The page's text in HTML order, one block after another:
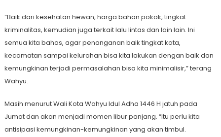
“Baik dari kesehatan hewan, harga bahan pokok, tingkat
kriminalitas, kemudian juga terkait lalu lintas dan lain lain. Ini
semua kita bahas, agar penanganan baik tingkat kota,
kecamatan sampai kelurahan bisa kita lakukan dengan baik dan
kemungkinan terjadi permasalahan bisa kita minimalisir,” terang
Wahyu.
Masih menurut Wali Kota Wahyu Idul Adha 1446 H jatuh pada
Jumat dan akan menjadi momen libur panjang. “Itu perlu kita
antisipasi kemungkinan-kemungkinan yang akan timbul.